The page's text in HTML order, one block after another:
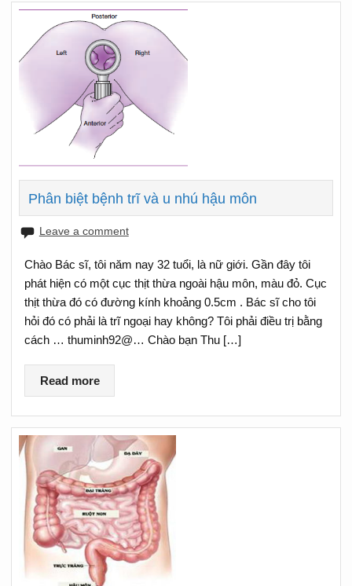
Phân biệt bệnh trĩ và u nhú hậu môn
Leave a comment
Chào Bác sĩ, tôi năm nay 32 tuổi, là nữ giới. Gần đây tôi
phát hiện có một cục thịt thừa ngoài hậu môn, màu đỏ. Cục
thịt thừa đó có đường kính khoảng 0.5cm . Bác sĩ cho tôi
hỏi đó có phải là trĩ ngoại hay không? Tôi phải điều trị bằng
cách … thuminh92@… Chào bạn Thu […]
Read more